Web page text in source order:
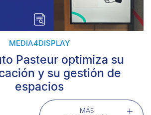
MEDIA4DISPLAY
Pasteur optimiza su
y su gestión de
espacios
MÁS